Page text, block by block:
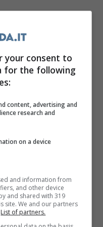
per tanti anni nel
statunitense
serie, molti anni
antidroga.
serie tv
tanto famosa,
Hasselhoff
bizzarre e l’attore
In
your consent to
for the following
content, advertising and
research and
on a device
and information from
and other device
and shared with 319
site. We and our partners
List of partners.